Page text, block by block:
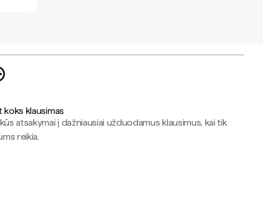
koks klausimas
atsakymai į dažniausiai užduodamus klausimus, kai tik
reikia.